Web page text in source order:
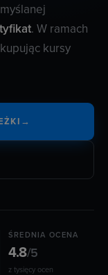
. W ramach
kursy
→
ŚREDNIA OCENA
4.8/5
z tysięcy ocen